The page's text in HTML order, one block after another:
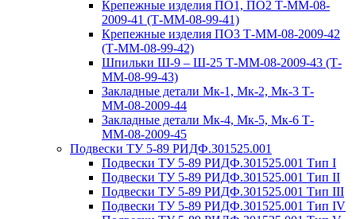
Крепежные изделия ПО1, ПО2 Т-ММ-08-
2009-41 (Т-ММ-08-99-41)
Крепежные изделия ПО3 Т-ММ-08-2009-42
(Т-ММ-08-99-42)
Шпильки Ш-9 – Ш-25 Т-ММ-08-2009-43 (Т-
ММ-08-99-43)
Закладные детали Мк-1, Мк-2, Мк-3 Т-
ММ-08-2009-44
Закладные детали Мк-4, Мк-5, Мк-6 Т-
ММ-08-2009-45
Подвески ТУ 5-89 РИДФ.301525.001
Подвески ТУ 5-89 РИДФ.301525.001 Тип I
Подвески ТУ 5-89 РИДФ.301525.001 Тип II
Подвески ТУ 5-89 РИДФ.301525.001 Тип III
Подвески ТУ 5-89 РИДФ.301525.001 Тип IV